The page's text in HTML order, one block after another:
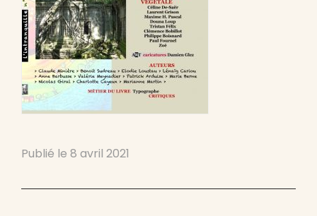
Publié le 8 avril 2021